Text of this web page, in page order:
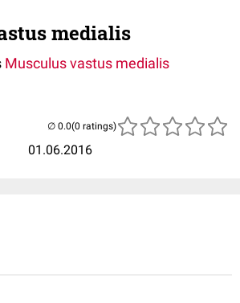
medialis
Musculus vastus medialis
01.06.2016
(0 ratings)